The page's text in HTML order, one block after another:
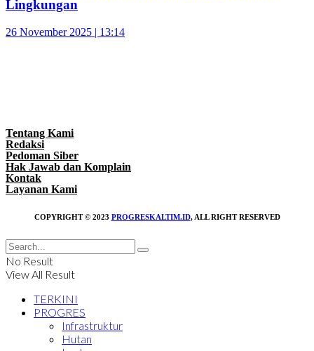
Lingkungan
26 November 2025 | 13:14
Tentang Kami
Redaksi
Pedoman Siber
Hak Jawab dan Komplain
Kontak
Layanan Kami
COPYRIGHT © 2023 PROGRESKALTIM.ID, ALL RIGHT RESERVED
No Result
View All Result
TERKINI
PROGRES
Infrastruktur
Hutan